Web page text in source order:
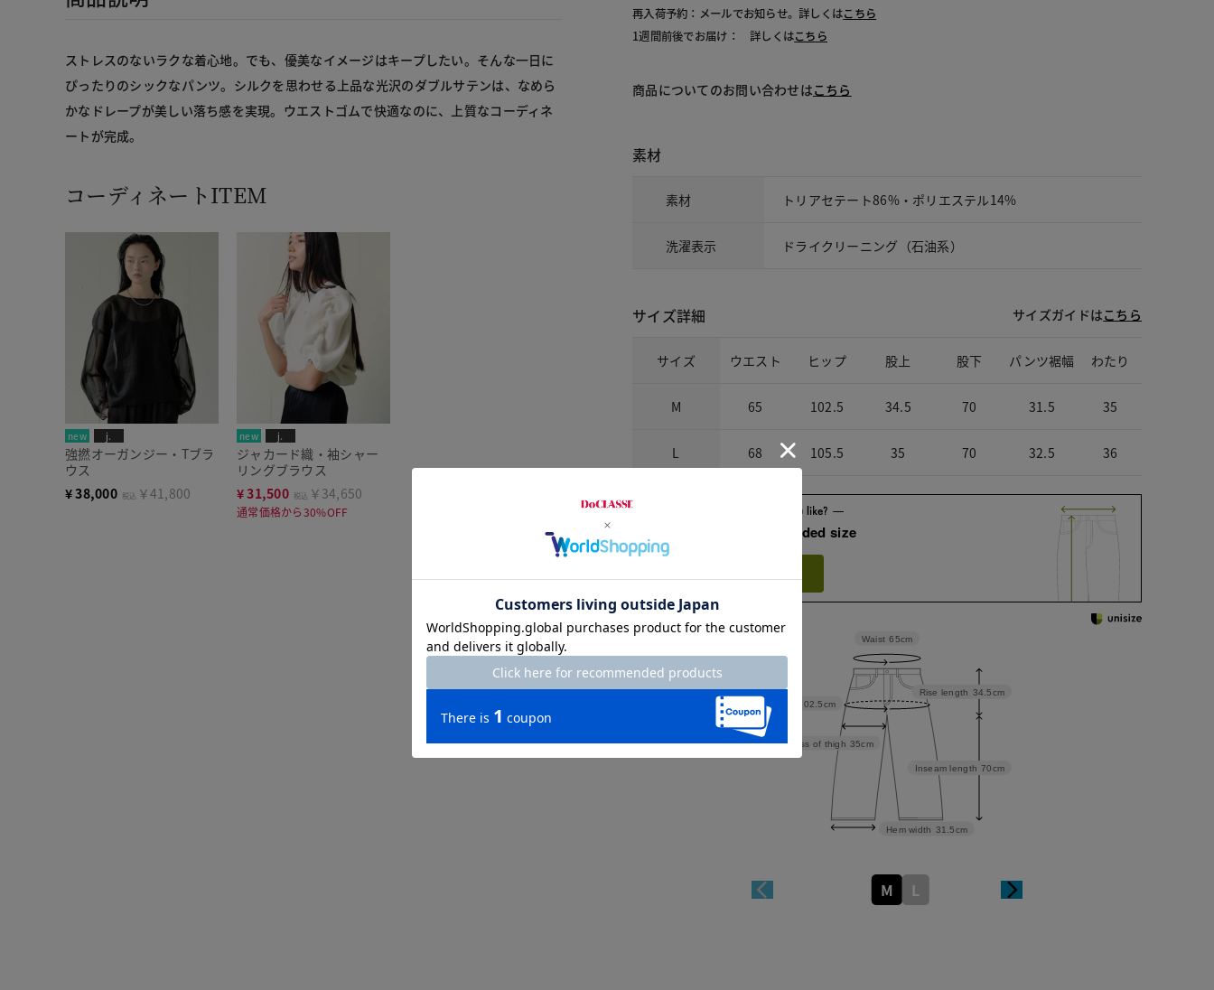
ストレスのないラクな着心地。でも、優美なイメージはキープしたい。そんな一日に
ぴったりのシックなパンツ。シルクを思わせる上品な光沢のダブルサテンは、なめら
かなドレープが美しい落ち感を実現。ウエストゴムで快適なのに、上質なコーディネ
ートが完成。
コーディネートITEM
new j.
強撚オーガンジー・Tブラ
ウス
¥38,000 税込 ￥41,800
new j.
ジャカード織・袖シャー
リングブラウス
¥31,500 税込 ￥34,650
通常価格から30%OFF
再入荷予約：メールでお知らせ。詳しくはこちら
1週間前後でお届け： 詳しくはこちら
商品についてのお問い合わせはこちら
素材
素材 トリアセテート86%・ポリエステル14%
洗濯表示 ドライクリーニング（石油系）
サイズ詳細 サイズガイドはこちら
サイズ ウエスト ヒップ 股上 股下 パンツ裾幅 わたり
M 65 102.5 34.5 70 31.5 35
L 68 105.5 35 70 32.5 36
Check the recommended size
Inseam length 70cm
Rise length 34.5cm
Hem width 31.5cm
Thickness of thigh 35cm
102.5cm
Waist 65cm
M L